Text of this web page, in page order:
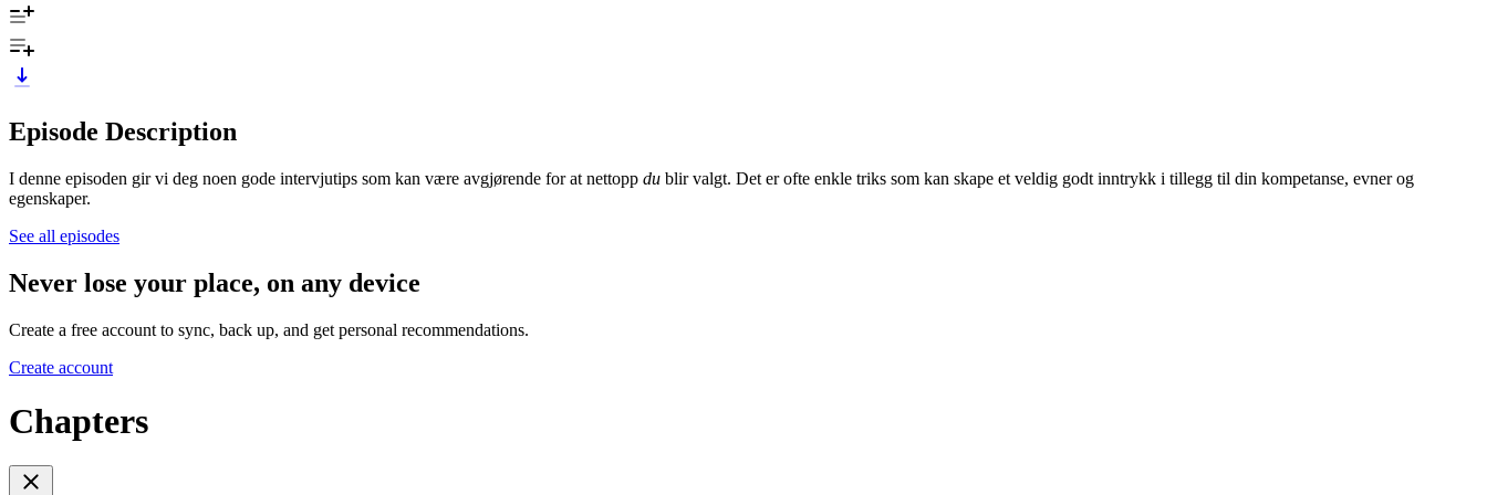
Episode Description
I denne episoden gir vi deg noen gode intervjutips som kan være avgjørende for at nettopp du blir valgt. Det er ofte enkle triks som kan skape et veldig godt inntrykk i tillegg til din kompetanse, evner og
egenskaper.
See all episodes
Never lose your place, on any device
Create a free account to sync, back up, and get personal recommendations.
Create account
Chapters